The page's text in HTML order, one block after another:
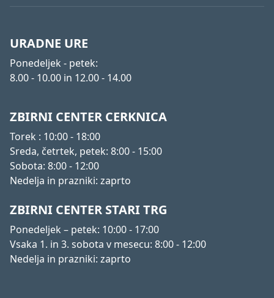
URADNE URE
Ponedeljek - petek:
8.00 - 10.00 in 12.00 - 14.00
ZBIRNI CENTER CERKNICA
Torek : 10:00 - 18:00
Sreda, četrtek, petek: 8:00 - 15:00
Sobota: 8:00 - 12:00
Nedelja in prazniki: zaprto
ZBIRNI CENTER STARI TRG
Ponedeljek – petek: 10:00 - 17:00
Vsaka 1. in 3. sobota v mesecu: 8:00 - 12:00
Nedelja in prazniki: zaprto